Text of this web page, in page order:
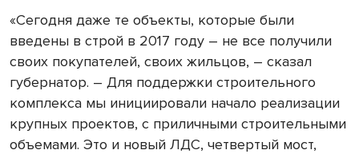
«Сегодня даже те объекты, которые были
введены в строй в 2017 году – не все получили
своих покупателей, своих жильцов, – сказал
губернатор. – Для поддержки строительного
комплекса мы инициировали начало реализации
крупных проектов, с приличными строительными
объемами. Это и новый ЛДС, четвертый мост,